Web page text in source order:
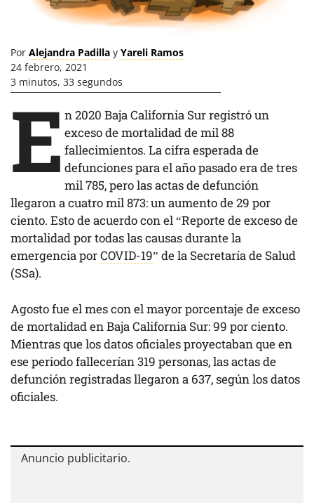
Por Alejandra Padilla y Yareli Ramos
24 febrero, 2021
3 minutos, 33 segundos
E n 2020 Baja California Sur registró un
exceso de mortalidad de mil 88
fallecimientos. La cifra esperada de
defunciones para el año pasado era de tres
mil 785, pero las actas de defunción
llegaron a cuatro mil 873: un aumento de 29 por
ciento. Esto de acuerdo con el “Reporte de exceso de
mortalidad por todas las causas durante la
emergencia porCOVID-19” de la Secretaría de Salud
(SSa).
Agosto fue el mes con el mayor porcentaje de exceso
de mortalidad en Baja California Sur: 99 por ciento.
Mientras que los datos oficiales proyectaban que en
ese periodo fallecerían 319 personas, las actas de
defunción registradas llegaron a 637, según los datos
oficiales.